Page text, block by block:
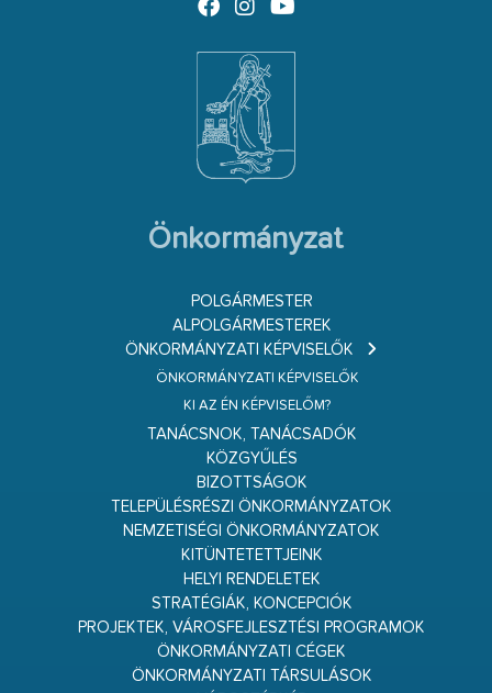
Önkormányzat
POLGÁRMESTER
ALPOLGÁRMESTEREK
ÖNKORMÁNYZATI KÉPVISELŐK
ÖNKORMÁNYZATI KÉPVISELŐK
KI AZ ÉN KÉPVISELŐM?
TANÁCSNOK, TANÁCSADÓK
KÖZGYŰLÉS
BIZOTTSÁGOK
TELEPÜLÉSRÉSZI ÖNKORMÁNYZATOK
NEMZETISÉGI ÖNKORMÁNYZATOK
KITÜNTETETTJEINK
HELYI RENDELETEK
STRATÉGIÁK, KONCEPCIÓK
PROJEKTEK, VÁROSFEJLESZTÉSI PROGRAMOK
ÖNKORMÁNYZATI CÉGEK
ÖNKORMÁNYZATI TÁRSULÁSOK